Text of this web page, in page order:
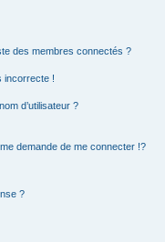
des membres connectés ?
incorrecte !
d’utilisateur ?
demande de me connecter !?
?